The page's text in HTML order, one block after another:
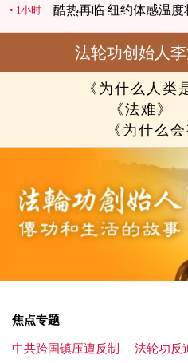
1小时 酷热再临 纽约体感温度
法轮功创始人
《为什么人类
《法难》
《为什么
焦点专题
中共跨国镇压遭反制 法轮功反